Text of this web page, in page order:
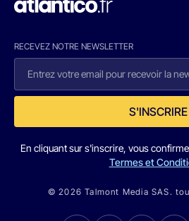
RECEVEZ NOTRE NEWSLETTER
S'INSCRIRE
En cliquant sur s'inscrire, vous
Termes et
© 2026 Talmont Media SAS.